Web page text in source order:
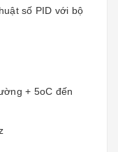
số PID với bộ
+ 5oC đến